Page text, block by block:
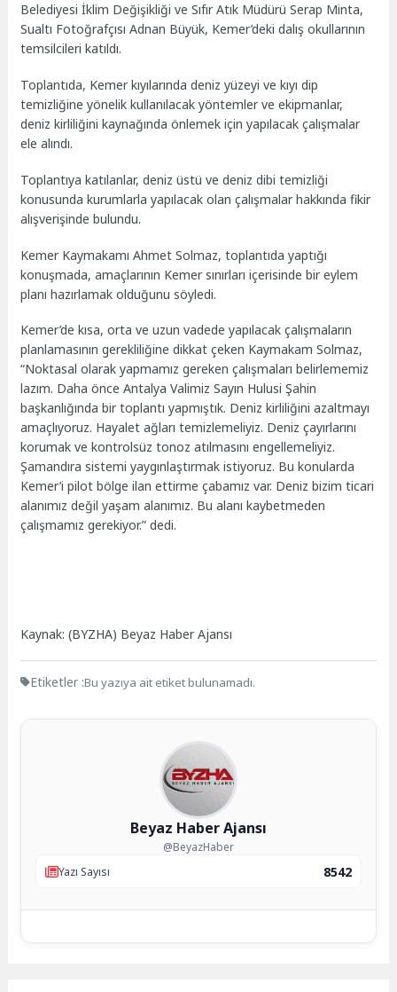
Belediyesi İklim Değişikliği ve Sıfır Atık Müdürü Serap Minta,
Sualtı Fotoğrafçısı Adnan Büyük, Kemer’deki dalış okullarının
temsilcileri katıldı.
Toplantıda, Kemer kıyılarında deniz yüzeyi ve kıyı dip
temizliğine yönelik kullanılacak yöntemler ve ekipmanlar,
deniz kirliliğini kaynağında önlemek için yapılacak çalışmalar
ele alındı.
Toplantıya katılanlar, deniz üstü ve deniz dibi temizliği
konusunda kurumlarla yapılacak olan çalışmalar hakkında fikir
alışverişinde bulundu.
Kemer Kaymakamı Ahmet Solmaz, toplantıda yaptığı
konuşmada, amaçlarının Kemer sınırları içerisinde bir eylem
planı hazırlamak olduğunu söyledi.
Kemer’de kısa, orta ve uzun vadede yapılacak çalışmaların
planlamasının gerekliliğine dikkat çeken Kaymakam Solmaz,
“Noktasal olarak yapmamız gereken çalışmaları belirlememiz
lazım. Daha önce Antalya Valimiz Sayın Hulusi Şahin
başkanlığında bir toplantı yapmıştık. Deniz kirliliğini azaltmayı
amaçlıyoruz. Hayalet ağları temizlemeliyiz. Deniz çayırlarını
korumak ve kontrolsüz tonoz atılmasını engellemeliyiz.
Şamandıra sistemi yaygınlaştırmak istiyoruz. Bu konularda
Kemer’i pilot bölge ilan ettirme çabamız var. Deniz bizim ticari
alanımız değil yaşam alanımız. Bu alanı kaybetmeden
çalışmamız gerekiyor.” dedi.
Kaynak: (BYZHA) Beyaz Haber Ajansı
Etiketler :Bu yazıya ait etiket bulunamadı.
Beyaz Haber Ajansı
@BeyazHaber
Yazı Sayısı
8542